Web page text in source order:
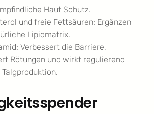
Haut Schutz.
und freie Fettsäuren: Ergänzen
Lipidmatrix.
Verbessert die Barriere,
Rötungen und wirkt regulierend